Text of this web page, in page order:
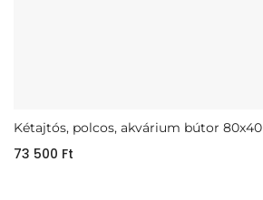
Kétajtós, polcos, akvárium bútor 80x40
73 500 Ft